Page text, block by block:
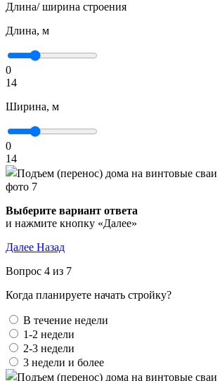
Длина/ ширина строения
Длина, м
0
14
Ширина, м
0
14
Выберите вариант ответа
и нажмите кнопку «Далее»
Далее Назад
Вопрос 4 из 7
Когда планируете начать стройку?
В течение недели
1-2 недели
2-3 недели
3 недели и более